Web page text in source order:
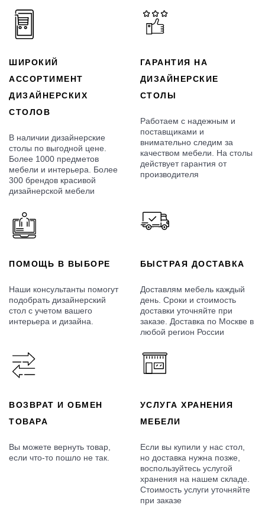
ШИРОКИЙ
АССОРТИМЕНТ
ДИЗАЙНЕРСКИХ
СТОЛОВ
В наличии дизайнерские
столы по выгодной цене.
Более 1000 предметов
мебели и интерьера. Более
300 брендов красивой
дизайнерской мебели
ГАРАНТИЯ НА
ДИЗАЙНЕРСКИЕ
СТОЛЫ
Работаем с надежным и
поставщиками и
внимательно следим за
качеством мебели. На столы
действует гарантия от
производителя
ПОМОЩЬ В ВЫБОРЕ
Наши консультанты помогут
подобрать дизайнерский
стол с учетом вашего
интерьера и дизайна.
БЫСТРАЯ ДОСТАВКА
Доставлям мебель каждый
день. Сроки и стоимость
доставки уточняйте при
заказе. Доставка по Москве в
любой регион России
ВОЗВРАТ И ОБМЕН
ТОВАРА
Вы можете вернуть товар,
если что-то пошло не так.
УСЛУГА ХРАНЕНИЯ
МЕБЕЛИ
Если вы купили у нас стол,
но доставка нужна позже,
воспользуйтесь услугой
хранения на нашем складе.
Стоимость услуги уточняйте
при заказе